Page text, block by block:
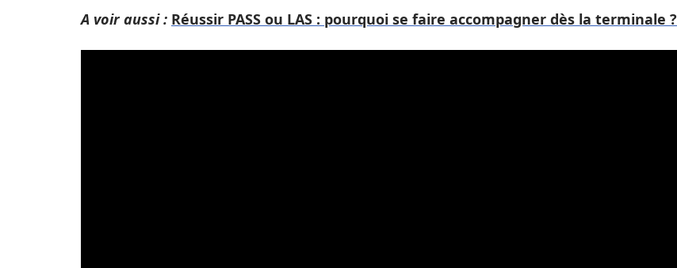
A voir aussi : Réussir PASS ou LAS : pourquoi se faire accompagner dès la terminale ?